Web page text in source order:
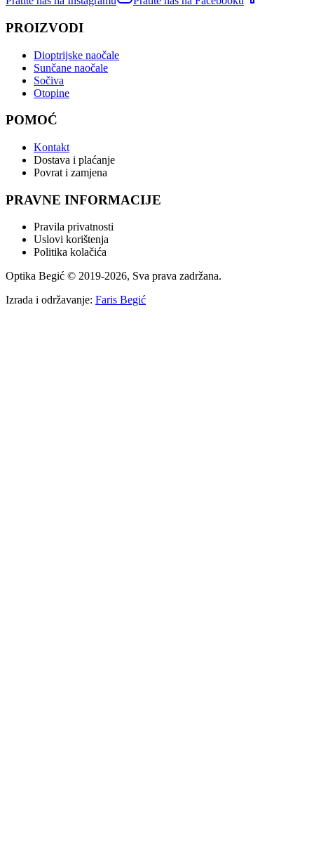
PROIZVODI
Dioptrijske naočale
Sunčane naočale
Sočiva
Otopine
POMOĆ
Kontakt
Dostava i plaćanje
Povrat i zamjena
PRAVNE INFORMACIJE
Pravila privatnosti
Uslovi korištenja
Politika kolačića
Optika Begić © 2019-2026, Sva prava zadržana.
Izrada i održavanje: Faris Begić